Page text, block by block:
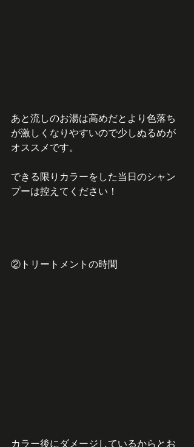
あと流しのお湯は高めだとより色落ち
が激しくなりやすいので少しぬるめが
オススメです。
できる限りカラーをした当日のシャン
プーは控えてください！
②トリートメントの時間
カラー後にダメージしているからとお